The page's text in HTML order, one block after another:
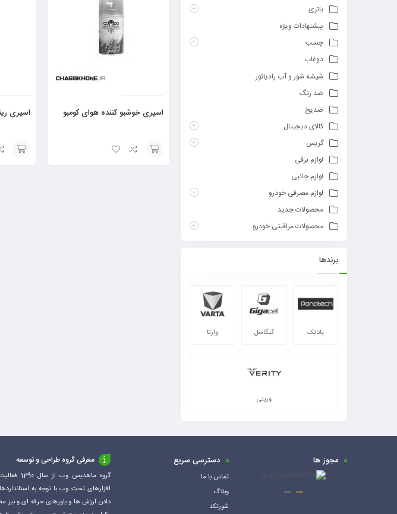
اسپری خوشبو کننده هوای کومبو اسپری
باتری
پیشنهادات ویژه
چسب
دوغاب
شیشه شور و آب رادیاتور
ضد زنگ
ضدیخ
کالای دیجیتال
گریس
لوازم برقی
لوازم جانبی
لوازم مصرفی خودرو
محصولات جدید
محصولات مراقبتی خودرو
برندها
پاناتک گیگاسل وارتا
وریتی
مجوز ها دسترسی سریع
تماس با ما
وبلاگ
شورتکد
معرفی گروه طراحی و توسعه
گروه
افزارهای تحت وب با توجه به
دادن ارزش ها و باورهای حرفه ای و نیز